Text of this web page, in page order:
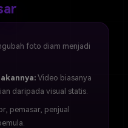
foto diam menjadi
Video biasanya
daripada visual statis.
pemasar, penjual